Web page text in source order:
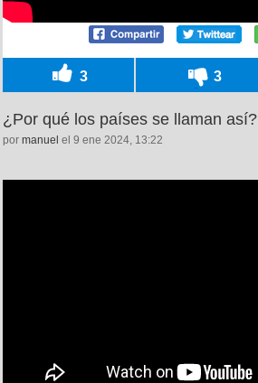
3 3
¿Por qué los países se llaman así?
por manuel el 9 ene 2024, 13:22